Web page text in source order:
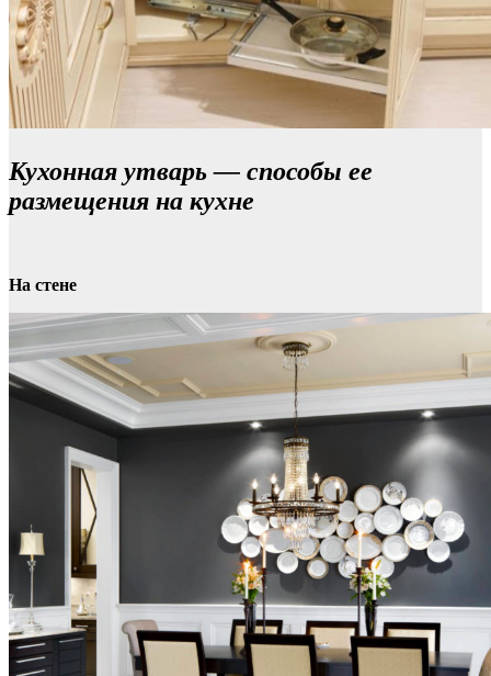
Кухонная утварь — способы ее
размещения на кухне
На стене